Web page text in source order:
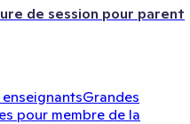
de session pour parent
Grandes
pour membre de la